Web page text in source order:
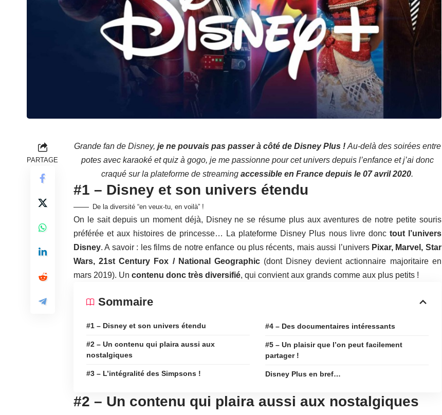
PARTAGE
Grande fan de Disney, je ne pouvais pas passer à côté de Disney Plus ! Au-delà des soirées entre
potes avec karaoké et quiz à gogo, je me passionne pour cet univers depuis l’enfance et j’ai donc
craqué sur la plateforme de streamingaccessible en France depuis le 07 avril 2020.
#1 – Disney et son univers étendu
De la diversité “en veux-tu, en voilà” !
On le sait depuis un moment déjà, Disney ne se résume plus aux aventures de notre petite souris
préférée et aux histoires de princesse… La plateforme Disney Plus nous livre donc tout l’univers
Disney. A savoir : les films de notre enfance ou plus récents, mais aussi l’univers Pixar, Marvel, Star
Wars, 21st Century Fox / National Geographic(dont Disney devient actionnaire majoritaire en
mars 2019). Un contenu donc très diversifié, qui convient aux grands comme aux plus petits !
Sommaire
#1 – Disney et son univers étendu
#2 – Un contenu qui plaira aussi aux
nostalgiques
#3 – L’intégralité des Simpsons !
#4 – Des documentaires intéressants
#5 – Un plaisir que l’on peut facilement
partager !
Disney Plus en bref…
#2 – Un contenu qui plaira aussi aux nostalgiques